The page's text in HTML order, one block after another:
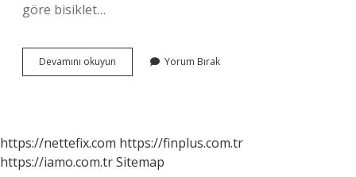
göre bisiklet…
Devamını okuyun
1
Kaç
Kilo
Yorum Bırak
https://nettefix.com https://finplus.com.tr
https://iamo.com.trSitemap